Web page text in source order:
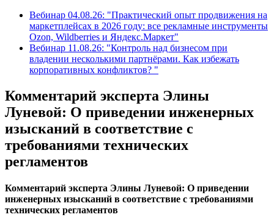
Вебинар 04.08.26: "Практический опыт продвижения на
маркетплейсах в 2026 году: все рекламные инструменты
Ozon, Wildberries и Яндекс.Маркет"
Вебинар 11.08.26: "Контроль над бизнесом при
владении несколькими партнёрами. Как избежать
корпоративных конфликтов? "
Комментарий эксперта Элины
Луневой: О приведении инженерных
изысканий в соответствие с
требованиями технических
регламентов
Комментарий эксперта Элины Луневой: О приведении
инженерных изысканий в соответствие с требованиями
технических регламентов